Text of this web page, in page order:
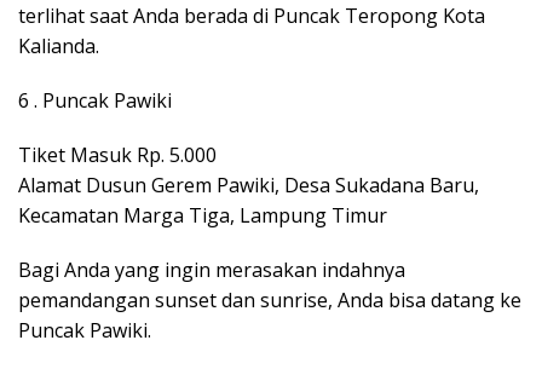
terlihat saat Anda berada di Puncak Teropong Kota
Kalianda.
6 . Puncak Pawiki
Tiket Masuk Rp. 5.000
Alamat Dusun Gerem Pawiki, Desa Sukadana Baru,
Kecamatan Marga Tiga, Lampung Timur
Bagi Anda yang ingin merasakan indahnya
pemandangan sunset dan sunrise, Anda bisa datang ke
Puncak Pawiki.